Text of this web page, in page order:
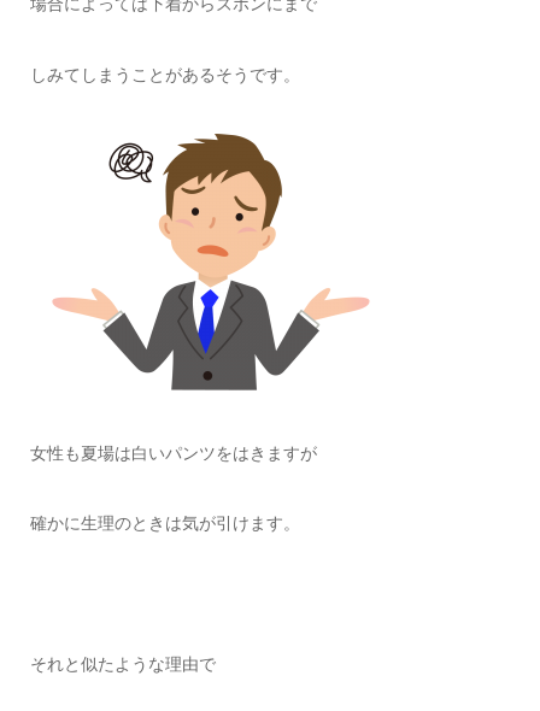
場合によっては下着からズボンにまで
しみてしまうことがあるそうです。
女性も夏場は白いパンツをはきますが
確かに生理のときは気が引けます。
それと似たような理由で